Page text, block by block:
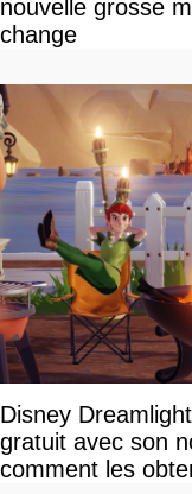
nouvelle grosse
change
Disney
gratuit avec son
comment les